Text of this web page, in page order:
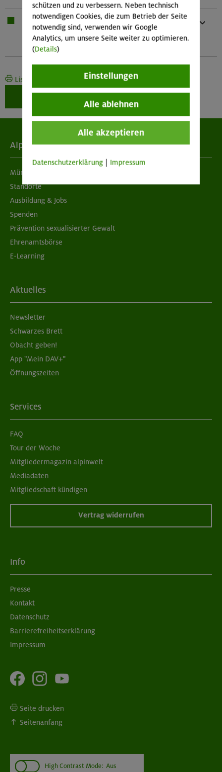
Bei Übernachtung: Hüttenschlafsack,
Waschzeug
Und kleines Handtuch
Liste drucken
Weiter zur Buchung
Alpenverein
München & Oberland
Standorte
Ausbildung & Jobs
Spenden
Prävention sexualisierter Gewalt
Ehrenamtsbörse
E-Learning
Aktuelles
Newsletter
Schwarzes Brett
Obacht geben!
App "Mein DAV+"
Öffnungszeiten
Services
FAQ
Tour der Woche
Mitgliedermagazin alpinwelt
Mediadaten
Mitgliedschaft kündigen
Vertrag widerrufen
Info
Presse
Kontakt
Datenschutz
Barrierefreiheitserklärung
Impressum
Seite drucken
Seitenanfang
High Contrast Mode: Aus
schützen und zu verbessern. Neben technisch
notwendigen Cookies, die zum Betrieb der Seite
notwendig sind, verwenden wir Google
Analytics, um unsere Seite weiter zu optimieren.
(Details)
Einstellungen
Alle ablehnen
Alle akzeptieren
Datenschutzerklärung Impressum